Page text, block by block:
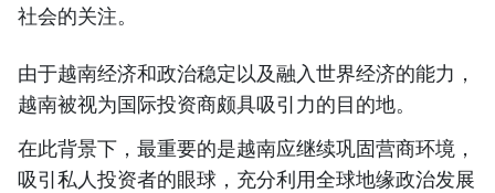
社会的关注。
由于越南经济和政治稳定以及融入世界经济的能力，
越南被视为国际投资商颇具吸引力的目的地。
在此背景下，最重要的是越南应继续巩固营商环境，
吸引私人投资者的眼球，充分利用全球地缘政治发展